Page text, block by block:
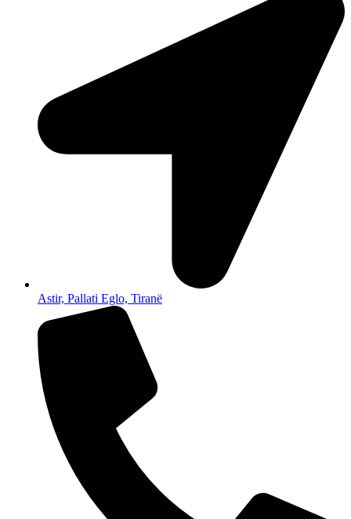
Astir, Pallati Eglo, Tiranë